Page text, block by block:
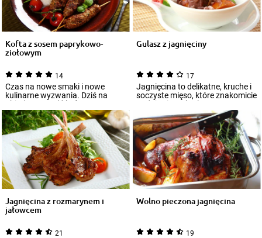
Kofta z sosem paprykowo-
ziołowym
14
Czas na nowe smaki i nowe
kulinarne wyzwania. Dziś na
obiad przyrządź kofty z sosem
paprykowo-zio...
Gulasz z jagnięciny
17
Jagnięcina to delikatne, kruche i
soczyste mięso, które znakomicie
nadaje się na kotlety oraz aro...
Jagnięcina z rozmarynem i
jałowcem
21
Wolno pieczona jagnięcina
19